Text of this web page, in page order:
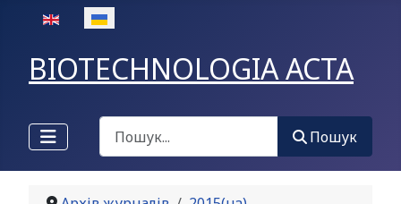
Оберіть свою мову
BIOTECHNOLOGIA ACTA
Пошук
Пошук